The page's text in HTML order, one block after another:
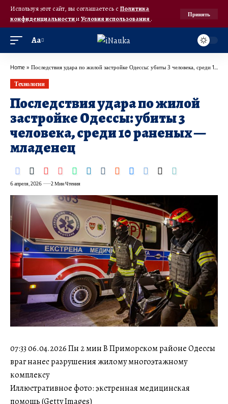
Используя этот сайт, вы соглашаетесь с Политика
конфиденциальностииУсловия использования.
Принять
Аа
Home » Последствия удара по жилой застройке Одессы: убиты 3 человека, среди 10 раненых — младенец
Технологии
Последствия удара по жилой
застройке Одессы: убиты 3
человека, среди 10 раненых —
младенец
6 апреля, 2026 2 Мин Чтения
07:33 06.04.2026 Пн 2 мин В Приморском районе Одессы
враг нанес разрушения жилому многоэтажному
комплексу
Иллюстративное фото: экстренная медицинская
помощь (Getty Images)